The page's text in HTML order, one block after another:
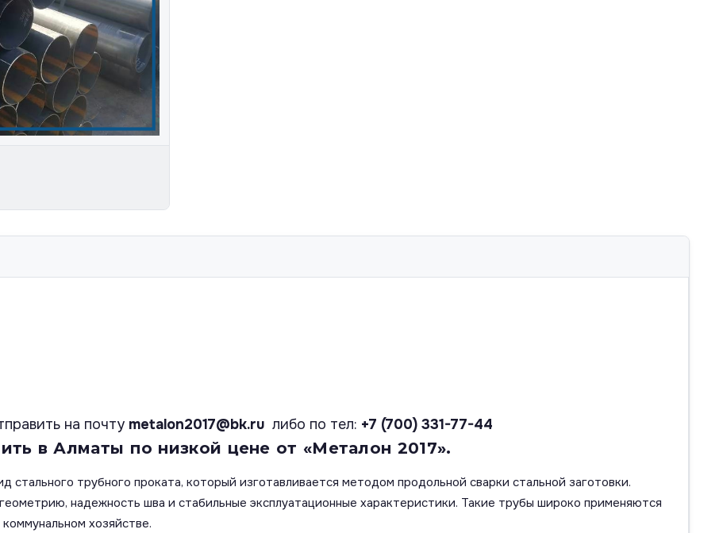
на почту metalon2017@bk.ruлибо по тел: +7 (700) 331-77-44
в Алматы по низкой цене от «Металон 2017».
стального трубного проката, который изготавливается методом продольной сварки стальной заготовки.
надежность шва и стабильные эксплуатационные характеристики. Такие трубы широко применяются
хозяйстве.